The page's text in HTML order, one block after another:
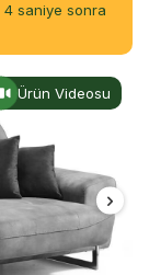
4 saniye sonra
Ürün Videosu